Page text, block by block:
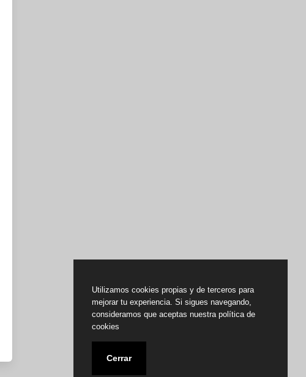
Utilizamos cookies propias y de terceros para
mejorar tu experiencia. Si sigues navegando,
consideramos que aceptas nuestra política de
cookies
Cerrar